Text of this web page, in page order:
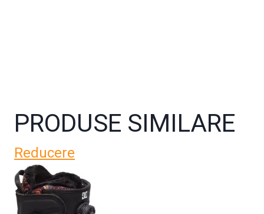
PRODUSE SIMILARE
Reducere